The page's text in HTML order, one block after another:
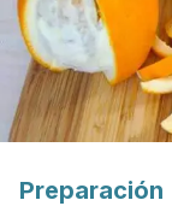
Preparación